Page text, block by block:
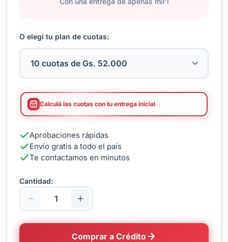
O elegí tu plan de cuotas:
Calculá las cuotas con tu entrega inicial
Aprobaciones rápidas
Envío gratis a todo el país
Te contactamos en minutos
Cantidad:
Comprar a Crédito